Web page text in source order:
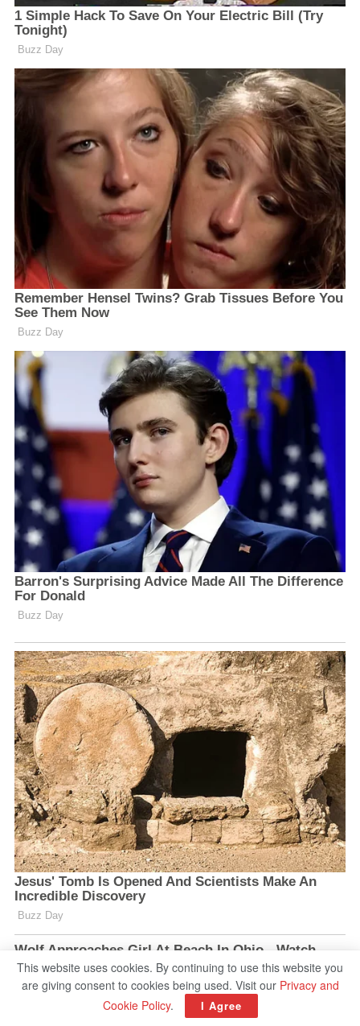
This website uses cookies. By continuing to use this website you
are giving consent to cookies being used. Visit our Privacy and
Cookie Policy. I Agree